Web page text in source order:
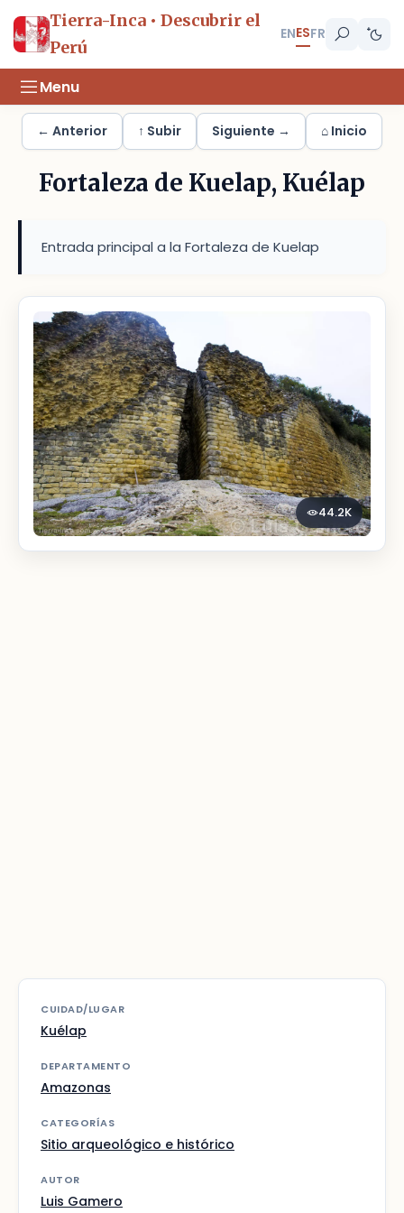
Tierra-Inca • Descubrir el
Perú
ENESFR
Menu
← Anterior ↑ Subir Siguiente → ⌂ Inicio
Fortaleza de Kuelap, Kuélap
Entrada principal a la Fortaleza de Kuelap
44.2K
CUIDAD/LUGAR
Kuélap
DEPARTAMENTO
Amazonas
CATEGORÍAS
Sitio arqueológico e histórico
AUTOR
Luis Gamero